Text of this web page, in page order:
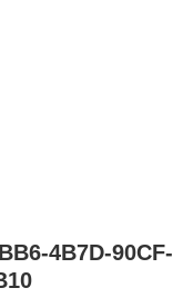
4B7D-90CF-